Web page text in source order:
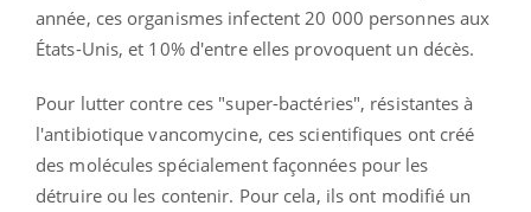
année, ces organismes infectent 20 000 personnes aux
États-Unis, et 10% d'entre elles provoquent un décès.
Pour lutter contre ces "super-bactéries", résistantes à
l'antibiotique vancomycine, ces scientifiques ont créé
des molécules spécialement façonnées pour les
détruire ou les contenir. Pour cela, ils ont modifié un